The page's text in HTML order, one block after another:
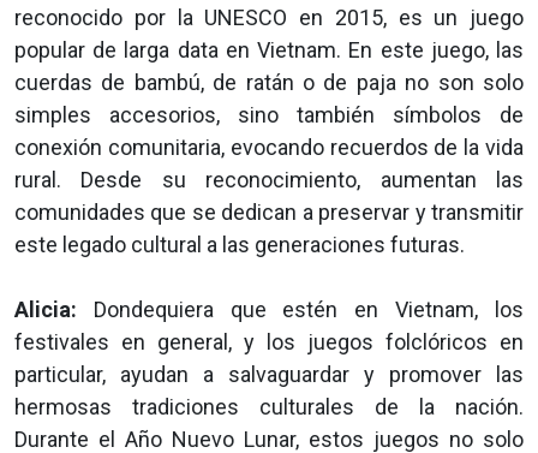
reconocido por la UNESCO en 2015, es un juego
popular de larga data en Vietnam. En este juego, las
cuerdas de bambú, de ratán o de paja no son solo
simples accesorios, sino también símbolos de
conexión comunitaria, evocando recuerdos de la vida
rural. Desde su reconocimiento, aumentan las
comunidades que se dedican a preservar y transmitir
este legado cultural a las generaciones futuras.
Alicia: Dondequiera que estén en Vietnam, los
festivales en general, y los juegos folclóricos en
particular, ayudan a salvaguardar y promover las
hermosas tradiciones culturales de la nación.
Durante el Año Nuevo Lunar, estos juegos no solo